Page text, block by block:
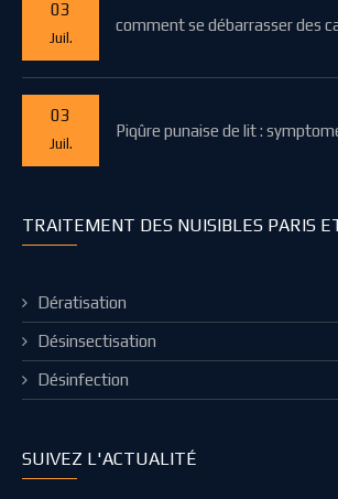
03
Juil.
comment se débarrasser des
03
Juil.
Piqûre punaise de lit :
TRAITEMENT DES NUISIBLES PARIS
Dératisation
Désinsectisation
Désinfection
SUIVEZ L'ACTUALITÉ